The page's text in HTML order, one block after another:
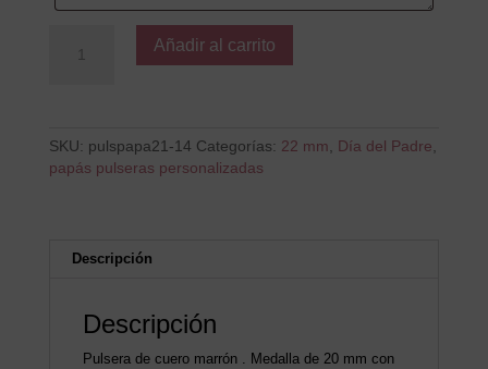
cantidad
Añadir al carrito
SKU: pulspapa21-14 Categorías: 22 mm, Día del Padre,
papás pulseras personalizadas
Descripción
Descripción
Pulsera de cuero marrón . Medalla de 20 mm con